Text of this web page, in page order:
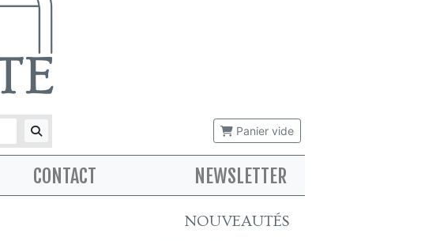
Panier vide
CONTACT NEWSLETTER
NOUVEAUTÉS